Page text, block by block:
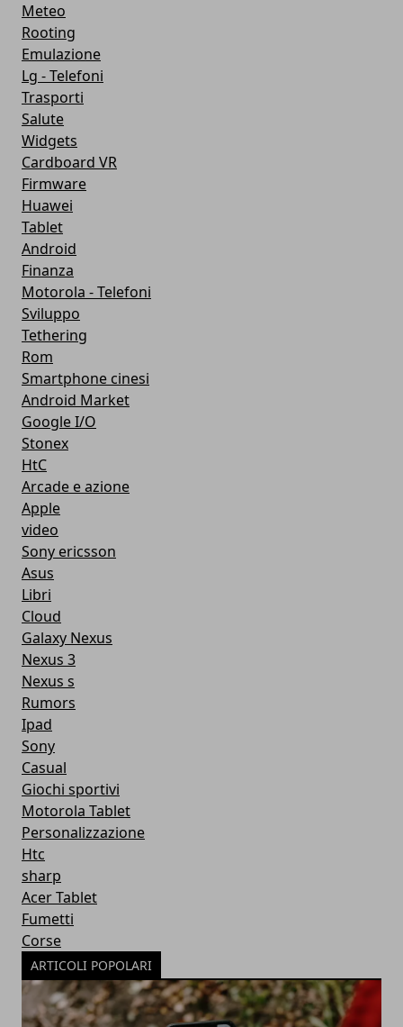
Meteo
Rooting
Emulazione
Lg - Telefoni
Trasporti
Salute
Widgets
Cardboard VR
Firmware
Huawei
Tablet
Android
Finanza
Motorola - Telefoni
Sviluppo
Tethering
Rom
Smartphone cinesi
Android Market
Google I/O
Stonex
HtC
Arcade e azione
Apple
video
Sony ericsson
Asus
Libri
Cloud
Galaxy Nexus
Nexus 3
Nexus s
Rumors
Ipad
Sony
Casual
Giochi sportivi
Motorola Tablet
Personalizzazione
Htc
sharp
Acer Tablet
Fumetti
Corse
ARTICOLI POPOLARI